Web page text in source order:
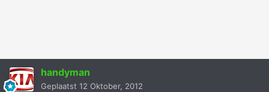
handyman
Geplaatst 12 Oktober, 2012